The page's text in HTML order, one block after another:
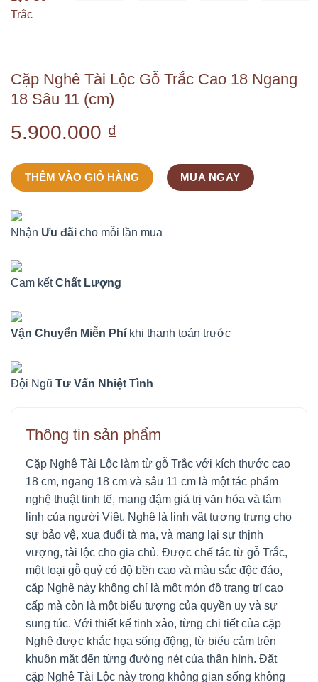
Cặp Nghê Tài Lộc Gỗ Trắc Cao 18 Ngang
18 Sâu 11 (cm)
5.900.000 ₫
THÊM VÀO GIỎ HÀNG MUA NGAY
Nhận Ưu đãi cho mỗi lần mua
Cam kếtChất Lượng
Vận Chuyển Miễn Phí khi thanh toán trước
Đội Ngũ Tư Vấn Nhiệt Tình
Thông tin sản phẩm
Cặp Nghê Tài Lộc làm từ gỗ Trắc với kích thước cao
18 cm, ngang 18 cm và sâu 11 cm là một tác phẩm
nghệ thuật tinh tế, mang đậm giá trị văn hóa và tâm
linh của người Việt. Nghê là linh vật tượng trưng cho
sự bảo vệ, xua đuổi tà ma, và mang lại sự thịnh
vượng, tài lộc cho gia chủ. Được chế tác từ gỗ Trắc,
một loại gỗ quý có độ bền cao và màu sắc độc đáo,
cặp Nghê này không chỉ là một món đồ trang trí cao
cấp mà còn là một biểu tượng của quyền uy và sự
sung túc. Với thiết kế tinh xảo, từng chi tiết của cặp
Nghê được khắc họa sống động, từ biểu cảm trên
khuôn mặt đến từng đường nét của thân hình. Đặt
cặp Nghê Tài Lộc này trong không gian sống không